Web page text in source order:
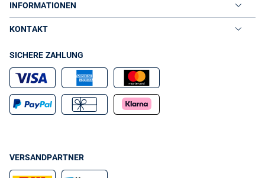
INFORMATIONEN
KONTAKT
SICHERE ZAHLUNG
VERSANDPARTNER